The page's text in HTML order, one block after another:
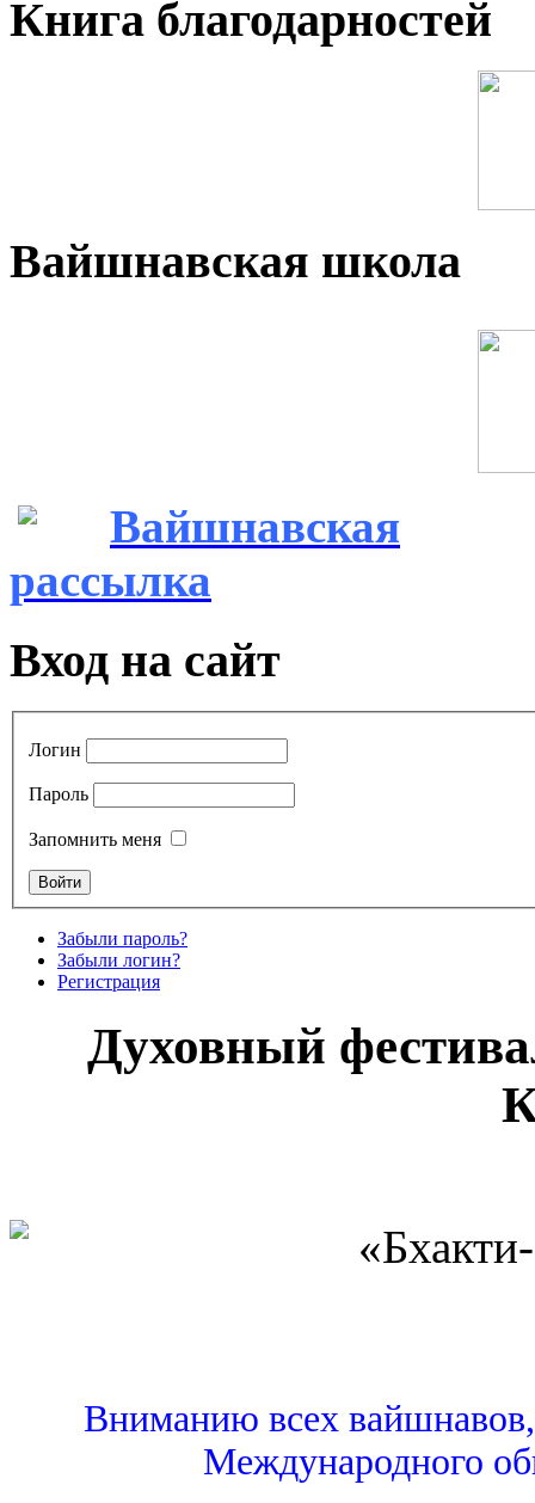
Книга благодарностей
Вайшнавская школа
Вайшнавская
рассылка
Вход на сайт
Логин
Пароль
Запомнить меня
Забыли пароль?
Забыли логин?
Регистрация
Духовный
Вниманию всех
Международного